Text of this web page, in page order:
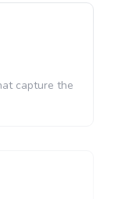
capture the